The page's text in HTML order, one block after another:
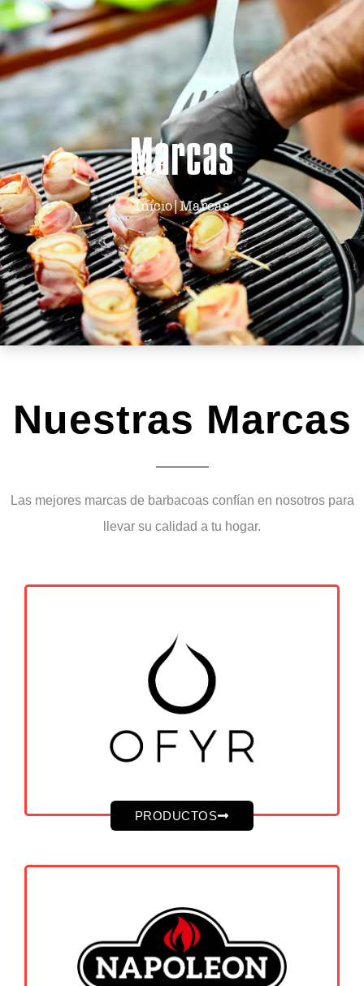
Marcas
Inicio|Marcas
Nuestras Marcas
Las mejores marcas de barbacoas confían en nosotros para
llevar su calidad a tu hogar.
PRODUCTOS